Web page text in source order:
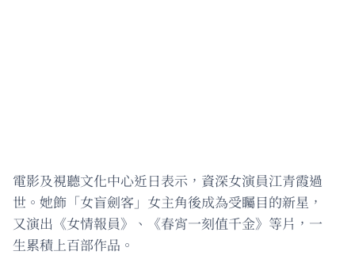
電影及視聽文化中心近日表示，資深女演員江青霞過
世。她飾「女盲劍客」女主角後成為受矚目的新星，
又演出《女情報員》、《春宵一刻值千金》等片，一
生累積上百部作品。